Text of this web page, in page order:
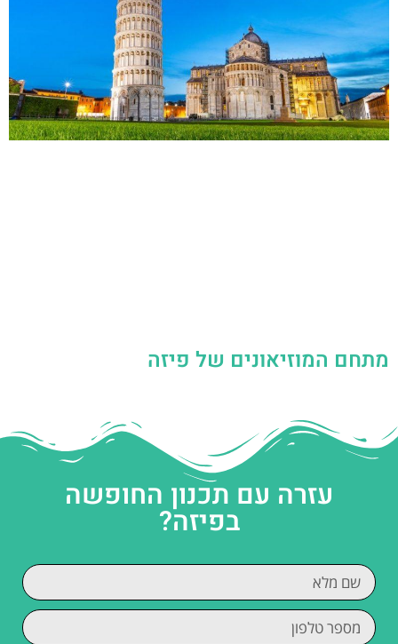
מתחם המוזיאונים של פיזה
עזרה עם תכנון החופשה
בפיזה?